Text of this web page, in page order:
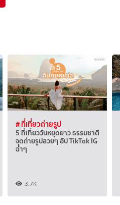
# ที่เที่ยวถ่ายรูป
5 ที่เที่ยววันหยุดยาว ธรรมชาติ
จุดถ่ายรูปสวยๆ อัป TikTok IG
ฉ่ำๆ
3.7K